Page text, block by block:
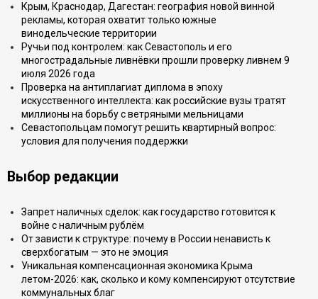
Крым, Краснодар, Дагестан: география новой винной
рекламы, которая охватит только южные
винодельческие территории
Ручьи под контролем: как Севастополь и его
многострадальные ливнёвки прошли проверку ливнем 9
июля 2026 года
Проверка на антиплагиат диплома в эпоху
искусственного интеллекта: как российские вузы тратят
миллионы на борьбу с ветряными мельницами
Севастопольцам помогут решить квартирный вопрос:
условия для получения поддержки
Выбор редакции
Запрет наличных сделок: как государство готовится к
войне с наличным рублём
От зависти к структуре: почему в России ненависть к
сверхбогатым — это не эмоция
Уникальная компенсационная экономика Крыма
летом-2026: как, сколько и кому компенсируют отсутствие
коммунальных благ